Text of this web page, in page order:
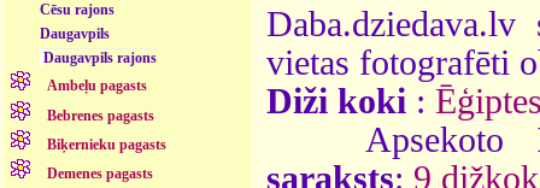
Cēsu rajons
Daugavpils
Daugavpils rajons
Ambeļu pagasts
Bebrenes pagasts
Biķernieku pagasts
Demenes pagasts
vietas fotografēti
Diži koki :
Apsekoto
saraksts: 9